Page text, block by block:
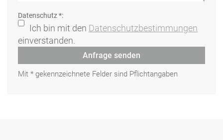
Datenschutz *:
Ich bin mit den Datenschutzbestimmungen
einverstanden.
Anfrage senden
Mit * gekennzeichnete Felder sind Pflichtangaben